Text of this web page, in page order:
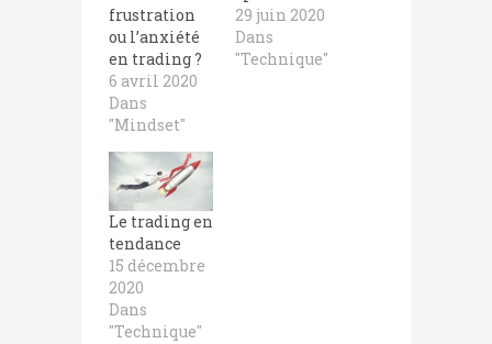
frustration
ou l’anxiété
en trading ?
6 avril 2020
Dans
"Mindset"
29 juin 2020
Dans
"Technique"
Le trading en
tendance
15 décembre
2020
Dans
"Technique"